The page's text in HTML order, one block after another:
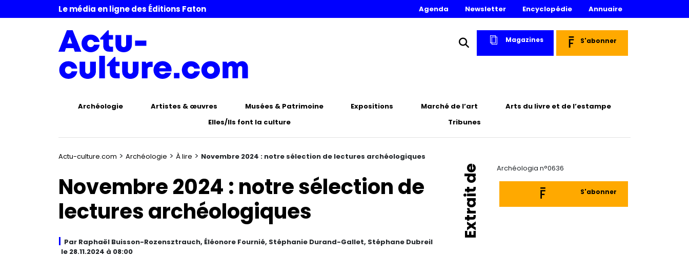
Le média en ligne des Éditions Faton Agenda Newsletter Encyclopédie Annuaire
Magazines S'abonner
Archéologie Artistes & œuvres Musées & Patrimoine Expositions Marché de l’art
Arts du livre et de l’estampe
Elles/Ils font la culture
Tribunes
Actu-culture.com > Archéologie > À lire > Novembre 2024 : notre sélection de lectures archéologiques
Novembre 2024 : notre sélection de
lectures archéologiques
Par Raphaël Buisson-Rozensztrauch, Éléonore Fournié, Stéphanie Durand-Gallet, Stéphane Dubreil
le 28.11.2024 à 08:00
Extrait de Archéologia n°0636
S'abonner